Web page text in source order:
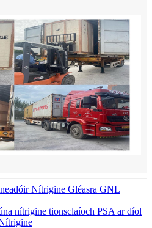
Nítrigine Gléasra GNL
nítrigine tionsclaíoch PSA ar díol